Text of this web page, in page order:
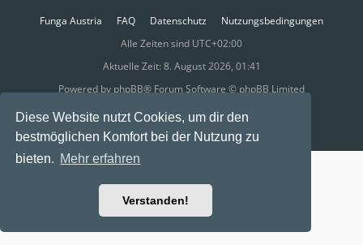
Diese Website nutzt Cookies, um dir den
bestmöglichen Komfort bei der Nutzung zu
bieten. Mehr erfahren
Verstanden!
Funga Austria FAQ Datenschutz
Nutzungsbedingungen
Alle Zeiten sind UTC+02:00
Aktuelle Zeit: 8. August 2026, 01:41
Powered by phpBB® Forum Software © phpBB Limited
Ravaio Theme byGramziu